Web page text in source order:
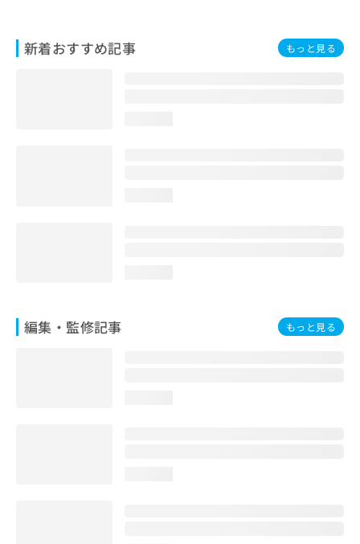
新着おすすめ記事 もっと見る
編集・監修記事 もっと見る
い
合